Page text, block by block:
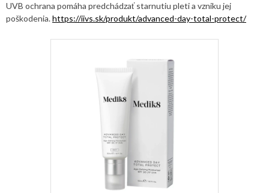
UVB ochrana pomáha predchádzať starnutiu pleti a vzniku jej
poškodenia.https://iivs.sk/produkt/advanced-day-total-protect/